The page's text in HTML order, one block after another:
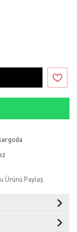
Ürünü Paylaş